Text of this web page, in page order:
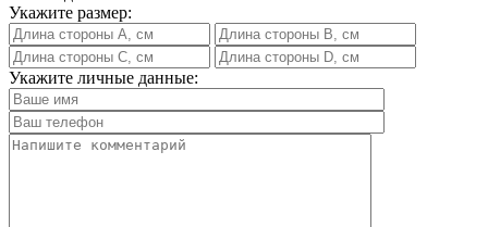
Укажите размер:
Укажите личные данные: